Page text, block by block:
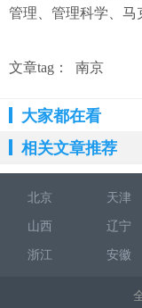
管理、管理科学、马
文章tag： 南京
大家都在看
相关文章推荐
北京 天津
山西
辽宁
浙江
安徽